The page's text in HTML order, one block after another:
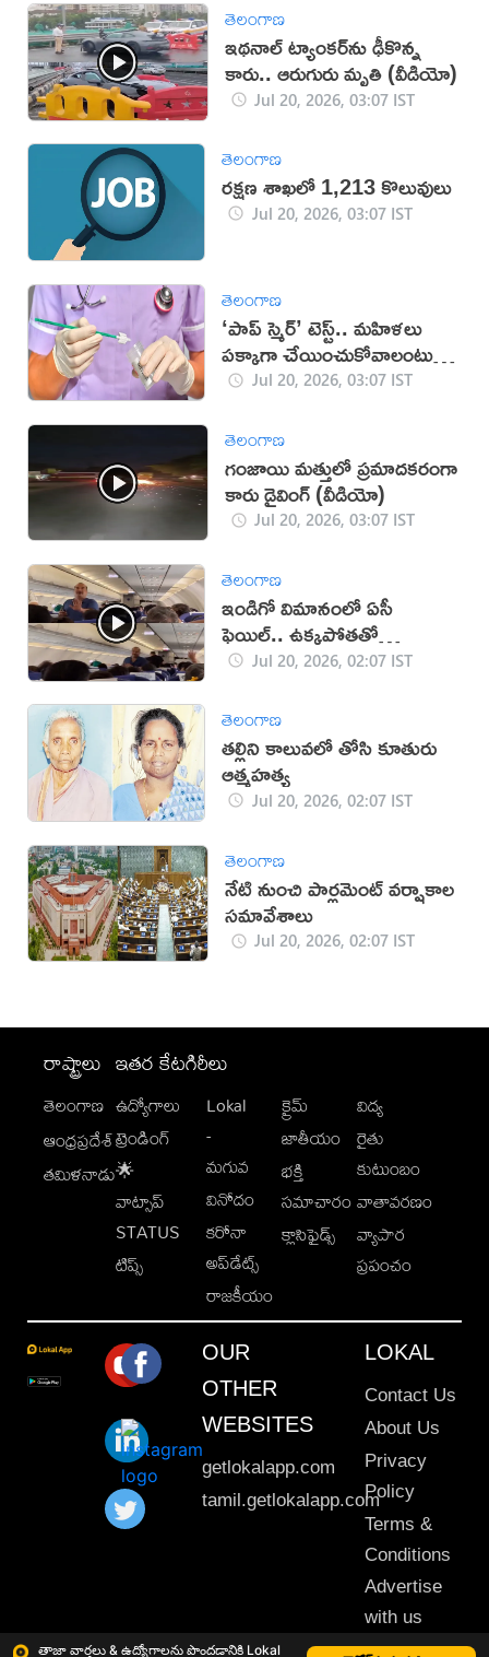
తాజా వార్తలు & ఉద్యోగాలను పొందడానికి Lokal
తెలంగాణ
ఇథనాల్ ట్యాంకర్‌ను ఢీకొన్న
కారు.. ఆరుగురు మృతి (వీడియో)
Jul 20, 2026, 03:07 IST
తెలంగాణ
రక్షణ శాఖలో 1,213 కొలువులు
Jul 20, 2026, 03:07 IST
తెలంగాణ
‘పాప్ స్మెర్’ టెస్ట్.. మహిళలు
పక్కాగా చేయించుకోవాలంటున్న
వైద్యులుJul 20, 2026, 03:07 IST
తెలంగాణ
గంజాయి మత్తులో ప్రమాదకరంగా
కారు డ్రైవింగ్ (వీడియో)
Jul 20, 2026, 03:07 IST
తెలంగాణ
ఇండిగో విమానంలో ఏసీ
ఫెయిల్.. ఉక్కపోతతో
ప్రయాణికుల అవస్థలు (వీడియో)
Jul 20, 2026, 02:07 IST
తెలంగాణ
తల్లిని కాలువలో తోసి కూతురు
ఆత్మహత్య
Jul 20, 2026, 02:07 IST
తెలంగాణ
నేటి నుంచి పార్లమెంట్‌ వర్షాకాల
సమావేశాలు
Jul 20, 2026, 02:07 IST
రాష్ట్రాలు
తెలంగాణ
ఆంధ్రప్రదేశ్
తమిళనాడు
ఇతర కేటగిరీలు
ఉద్యోగాలు
ట్రెండింగ్
🌟
వాట్సాప్
STATUS
టిప్స్
Lokal
-
మగువ
వినోదం
కరోనా
అప్‌డేట్స్
రాజకీయం
క్రైమ్
జాతీయం
భక్తి
సమాచారం
క్లాసిఫైడ్స్
విద్య
రైతు
కుటుంబం
వాతావరణం
వ్యాపార
ప్రపంచం
OUR
OTHER
WEBSITES
getlokalapp.com
tamil.getlokalapp.com
LOKAL
Contact Us
About Us
Privacy
Policy
Terms &
Conditions
Advertise
with us
Sitemap